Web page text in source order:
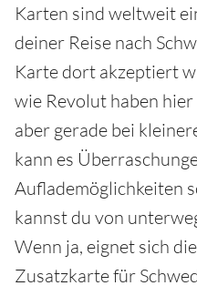
Karten sind weltweit
deiner Reise nach
Karte dort akzeptiert
wie Revolut haben
aber gerade bei
kann es
Auflademöglichkeiten
kannst du von
Wenn ja, eignet sich
Zusatzkarte für